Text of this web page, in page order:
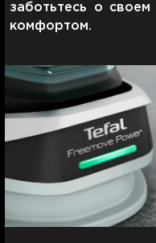
заботьтесь о
комфортом.